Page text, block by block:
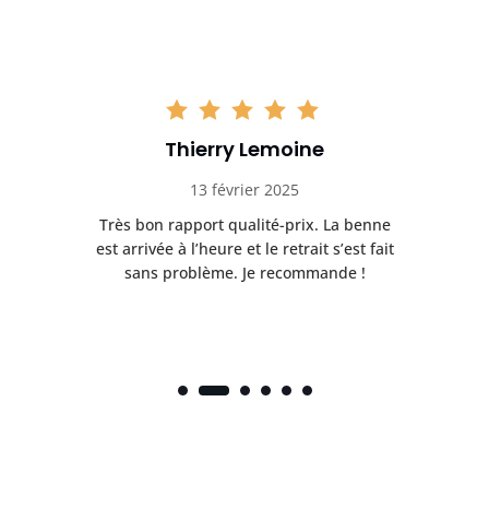
Thierry Lemoine
13 février 2025
Très bon rapport qualité-prix. La benne
est arrivée à l’heure et le retrait s’est fait
sans problème. Je recommande !